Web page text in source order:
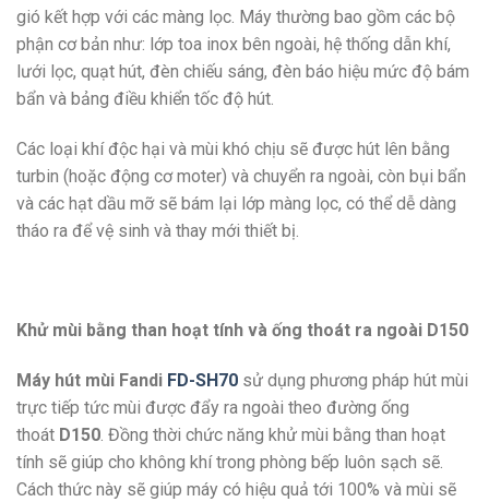
gió kết hợp với các màng lọc. Máy thường bao gồm các bộ
phận cơ bản như: lớp toa inox bên ngoài, hệ thống dẫn khí,
lưới lọc, quạt hút, đèn chiếu sáng, đèn báo hiệu mức độ bám
bẩn và bảng điều khiển tốc độ hút.
Các loại khí độc hại và mùi khó chịu sẽ được hút lên bằng
turbin (hoặc động cơ moter) và chuyển ra ngoài, còn bụi bẩn
và các hạt dầu mỡ sẽ bám lại lớp màng lọc, có thể dễ dàng
tháo ra để vệ sinh và thay mới thiết bị.
Khử mùi bằng than hoạt tính và ống thoát ra ngoài D150
Máy hút mùi Fandi FD-SH70 sử dụng phương pháp hút mùi
trực tiếp tức mùi được đẩy ra ngoài theo đường ống
thoát D150. Đồng thời chức năng khử mùi bằng than hoạt
tính sẽ giúp cho không khí trong phòng bếp luôn sạch sẽ.
Cách thức này sẽ giúp máy có hiệu quả tới 100% và mùi sẽ